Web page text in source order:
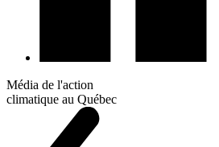
Média de l'action
climatique au Québec